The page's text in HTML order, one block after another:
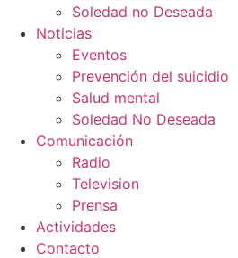
Soledad no Deseada
Noticias
Eventos
Prevención del suicidio
Salud mental
Soledad No Deseada
Comunicación
Radio
Television
Prensa
Actividades
Contacto